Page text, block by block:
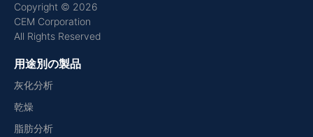
Copyright © 2026
CEM Corporation
All Rights Reserved
用途別の製品
灰化分析
乾燥
脂肪分析